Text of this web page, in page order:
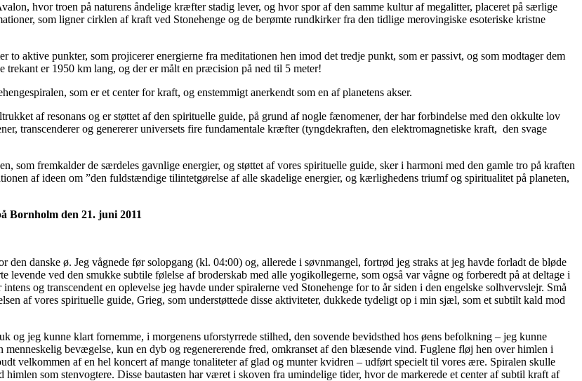
hvor troen på naturens åndelige kræfter stadig lever, og hvor spor af den samme kultur af megalitter, placeret på særlige
som ligner cirklen af kraft ved Stonehenge og de berømte rundkirker fra den tidlige merovingiske esoteriske kristne
aktive punkter, som projicerer energierne fra meditationen hen imod det tredje punkt, som er passivt, og som modtager dem
er 1950 km lang, og der er målt en præcision på ned til 5 meter!
som er et center for kraft, og enstemmigt anerkendt som en af planetens akser.
af resonans og er støttet af den spirituelle guide, på grund af nogle fænomener, der har forbindelse med den okkulte lov
transcenderer og genererer universets fire fundamentale kræfter (tyngdekraften, den elektromagnetiske kraft, den svage
som fremkalder de særdeles gavnlige energier, og støttet af vores spirituelle guide, sker i harmoni med den gamle tro på kraften
af ideen om ”den fuldstændige tilintetgørelse af alle skadelige energier, og kærlighedens triumf og spiritualitet på planeten,
Bornholm den 21. juni 2011
danske ø. Jeg vågnede før solopgang (kl. 04:00) og, allerede i søvnmangel, fortrød jeg straks at jeg havde forladt de bløde
ved den smukke subtile følelse af broderskab med alle yogikollegerne, som også var vågne og forberedt på at deltage i
og transcendent en oplevelse jeg havde under spiralerne ved Stonehenge for to år siden i den engelske solhvervslejr. Små
af vores spirituelle guide, Grieg, som understøttede disse aktiviteter, dukkede tydeligt op i min sjæl, som et subtilt kald mod
jeg kunne klart fornemme, i morgenens uforstyrrede stilhed, den sovende bevidsthed hos øens befolkning – jeg kunne
bevægelse, kun en dyb og regenererende fred, omkranset af den blæsende vind. Fuglene fløj hen over himlen i
velkommen af en hel koncert af mange tonaliteter af glad og munter kvidren – udført specielt til vores ære. Spiralen skulle
som stenvogtere. Disse bautasten har været i skoven fra umindelige tider, hvor de markerede et center af subtil kraft af